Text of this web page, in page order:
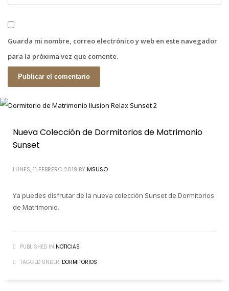
Guarda mi nombre, correo electrónico y web en este navegador
para la próxima vez que comente.
Nueva Colección de Dormitorios de Matrimonio
Sunset
LUNES, 11 FEBRERO 2019 BY MSUSO
Ya puedes disfrutar de la nueva colección Sunset de Dormitorios
de Matrimonio.
PUBLISHED IN NOTICIAS
TAGGED UNDER: DORMITORIOS